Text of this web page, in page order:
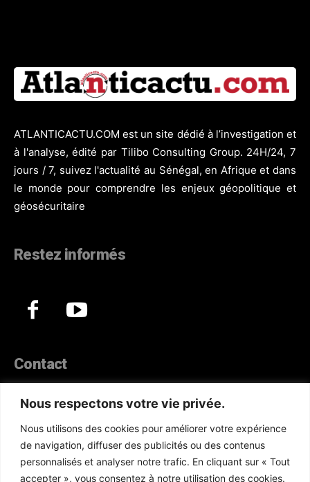
Nous respectons votre vie privée.
Nous utilisons des cookies pour améliorer votre expérience
de navigation, diffuser des publicités ou des contenus
personnalisés et analyser notre trafic. En cliquant sur « Tout
accepter », vous consentez à notre utilisation des cookies.
ATLANTICACTU.COM est un site dédié à l’investigation et
à l'analyse, édité par Tilibo Consulting Group. 24H/24, 7
jours / 7, suivez l'actualité au Sénégal, en Afrique et dans
le monde pour comprendre les enjeux géopolitique et
géosécuritaire
Restez informés
Contact
Téléphone :(+221) 70 330 86 87‬
WhatsApp : (+33) 6 52 17 85 46
E-mail : redaction@atlanticactu.com
E-mail : commercial@atlanticactu.com